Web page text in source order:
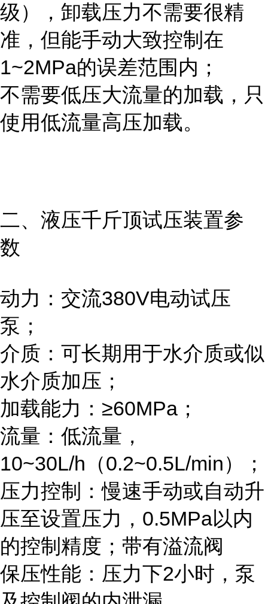
级），卸载压力不需要很精
准，但能手动大致控制在
1~2MPa的误差范围内；
不需要低压大流量的加载，只
使用低流量高压加载。
二、液压千斤顶试压装置参
数
动力：交流380V电动试压
泵；
介质：可长期用于水介质或似
水介质加压；
加载能力：≥60MPa；
流量：低流量，
10~30L/h（0.2~0.5L/min）
压力控制：慢速手动或自动升
压至设置压力，0.5MPa以内
的控制精度；带有溢流阀
保压性能：压力下2小时，泵